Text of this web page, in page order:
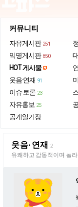
커뮤니티
자유게시판 251
익명게시판 850
HOT 게시물
웃음·연재 91
이슈·토론 23
자유홍보 25
공개일기장
웃음·연재 2
유쾌하고 감동적이며 놀